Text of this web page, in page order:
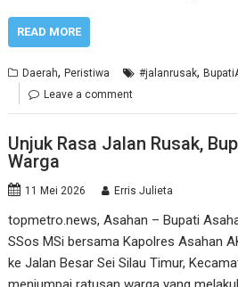
READ MORE
Daerah,Peristiwa #jalanrusak,
Leave a comment
Unjuk Rasa Jalan Rusak,
Warga
11 Mei 2026 Erris Julieta
topmetro.news, Asahan – Bupati
SSos MSi bersama Kapolres Asahan
ke Jalan Besar Sei Silau Timur,